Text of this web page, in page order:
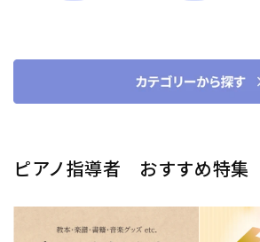
ピアノ指導者 おすすめ特集